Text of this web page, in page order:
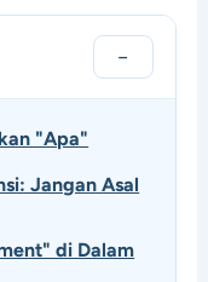
−
"Apa"
Jangan Asal
di Dalam